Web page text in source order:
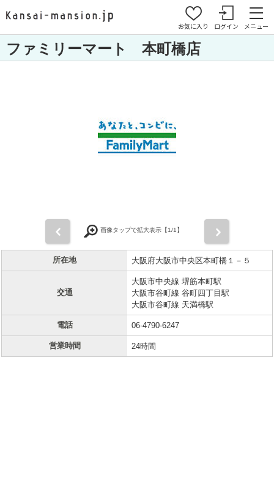
お気に入り ログイン メニュー
ファミリーマート 本町橋店
画像タップで拡大表示【1/1】
所在地 大阪府大阪市中央区本町橋１－５
交通
大阪市中央線 堺筋本町駅
大阪市谷町線 谷町四丁目駅
大阪市谷町線 天満橋駅
電話 06-4790-6247
営業時間 24時間